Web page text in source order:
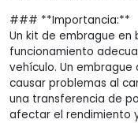
### **Importancia:**
Un kit de embrague en
funcionamiento
vehículo. Un
causar problemas al
una transferencia de
afectar el rendimiento